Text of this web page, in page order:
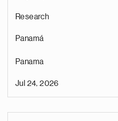
Research
Panamá
Panama
Jul 24, 2026